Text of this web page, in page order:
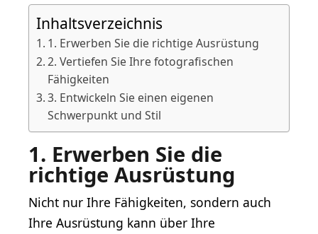
Inhaltsverzeichnis
1. Erwerben Sie die richtige Ausrüstung
2. Vertiefen Sie Ihre fotografischen
Fähigkeiten
3. Entwickeln Sie einen eigenen
Schwerpunkt und Stil
1. Erwerben Sie die
richtige Ausrüstung
Nicht nur Ihre Fähigkeiten, sondern auch
Ihre Ausrüstung kann über Ihre